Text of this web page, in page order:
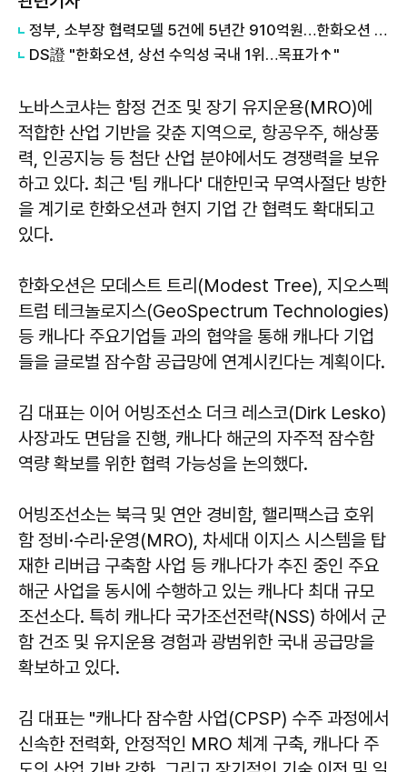
정부, 소부장 협력모델 5건에 5년간 910억원…한화오션 등 5개사 '슈퍼 을' 선정
DS證 "한화오션, 상선 수익성 국내 1위…목표가↑"
노바스코샤는 함정 건조 및 장기 유지운용(MRO)에
적합한 산업 기반을 갖춘 지역으로, 항공우주, 해상풍
력, 인공지능 등 첨단 산업 분야에서도 경쟁력을 보유
하고 있다. 최근 '팀 캐나다' 대한민국 무역사절단 방한
을 계기로 한화오션과 현지 기업 간 협력도 확대되고
있다.
한화오션은 모데스트 트리(Modest Tree), 지오스펙
트럼 테크놀로지스(GeoSpectrum Technologies)
등 캐나다 주요기업들 과의 협약을 통해 캐나다 기업
들을 글로벌 잠수함 공급망에 연계시킨다는 계획이다.
김 대표는 이어 어빙조선소 더크 레스코(Dirk Lesko)
사장과도 면담을 진행, 캐나다 해군의 자주적 잠수함
역량 확보를 위한 협력 가능성을 논의했다.
어빙조선소는 북극 및 연안 경비함, 핼리팩스급 호위
함 정비·수리·운영(MRO), 차세대 이지스 시스템을 탑
재한 리버급 구축함 사업 등 캐나다가 추진 중인 주요
해군 사업을 동시에 수행하고 있는 캐나다 최대 규모
조선소다. 특히 캐나다 국가조선전략(NSS) 하에서 군
함 건조 및 유지운용 경험과 광범위한 국내 공급망을
확보하고 있다.
김 대표는 "캐나다 잠수함 사업(CPSP) 수주 과정에서
신속한 전력화, 안정적인 MRO 체계 구축, 캐나다 주